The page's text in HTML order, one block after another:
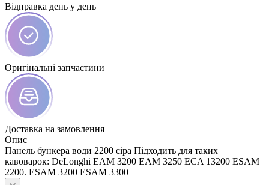
Відправка день у день
Оригінальні запчастини
Доставка на замовлення
Опис
Панель бункера води 2200 сіра Підходить для таких
кавоварок: DeLonghi EAM 3200 EAM 3250 ECA 13200 ESAM
2200. ESAM 3200 ESAM 3300